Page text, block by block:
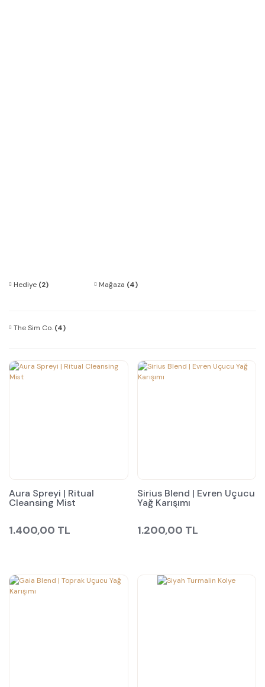
Hediye (2) Mağaza (4)
The Sim Co. (4)
Aura Spreyi | Ritual
Cleansing Mist
1.400,00 TL
Sirius Blend | Evren Uçucu
Yağ Karışımı
1.200,00 TL